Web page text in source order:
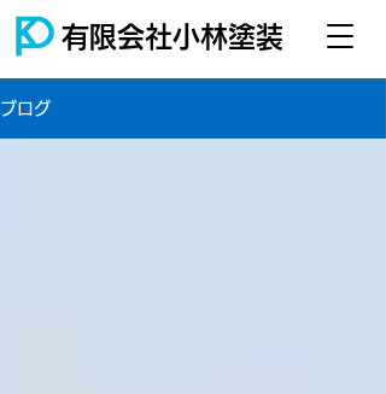
有限会社小林塗装
ブログ